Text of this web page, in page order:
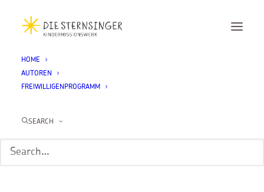
HOME
AUTOREN
FREIWILLIGENPROGRAMM
SEARCH